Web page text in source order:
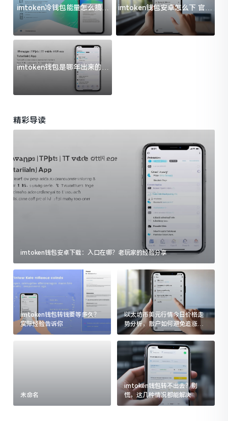
imtoken冷钱包能量怎么搞？
过来人告诉你门道
imtoken钱包安卓怎么下 官方
渠道避坑指南
imtoken钱包是哪年出来的？
一文给你说清楚
精彩导读
imtoken钱包安卓下载：入口在哪？老玩家的经验分享
imtoken钱包转钱要等多久？
实际经验告诉你
以太坊币美元行情今日价格走
势分析，散户如何避免追涨杀
跌被套牢
未命名
imtoken钱包转不出去？别
慌，这几种情况都能解决